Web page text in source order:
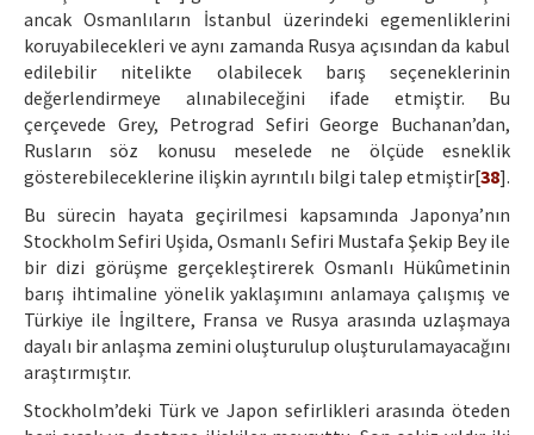
ancak Osmanlıların İstanbul üzerindeki egemenliklerini
koruyabilecekleri ve aynı zamanda Rusya açısından da kabul
edilebilir nitelikte olabilecek barış seçeneklerinin
değerlendirmeye alınabileceğini ifade etmiştir. Bu
çerçevede Grey, Petrograd Sefiri George Buchanan’dan,
Rusların söz konusu meselede ne ölçüde esneklik
gösterebileceklerine ilişkin ayrıntılı bilgi talep etmiştir[38].
Bu sürecin hayata geçirilmesi kapsamında Japonya’nın
Stockholm Sefiri Uşida, Osmanlı Sefiri Mustafa Şekip Bey ile
bir dizi görüşme gerçekleştirerek Osmanlı Hükûmetinin
barış ihtimaline yönelik yaklaşımını anlamaya çalışmış ve
Türkiye ile İngiltere, Fransa ve Rusya arasında uzlaşmaya
dayalı bir anlaşma zemini oluşturulup oluşturulamayacağını
araştırmıştır.
Stockholm’deki Türk ve Japon sefirlikleri arasında öteden